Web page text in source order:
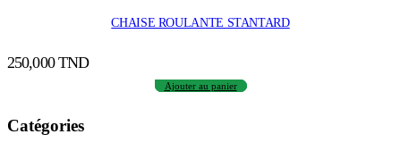
CHAISE ROULANTE STANTARD
250,000TND
Ajouter au panier
Catégories